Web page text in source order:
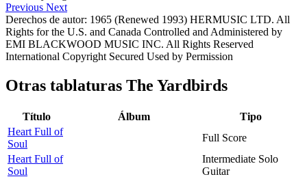
Previous Next
Derechos de autor: 1965 (Renewed 1993) HERMUSIC LTD. All
Rights for the U.S. and Canada Controlled and Administered by
EMI BLACKWOOD MUSIC INC. All Rights Reserved
International Copyright Secured Used by Permission
Otras tablaturas The Yardbirds
Título Álbum
Tipo
Heart Full of
Soul
Full Score
Heart Full of
Soul
Intermediate Solo
Guitar